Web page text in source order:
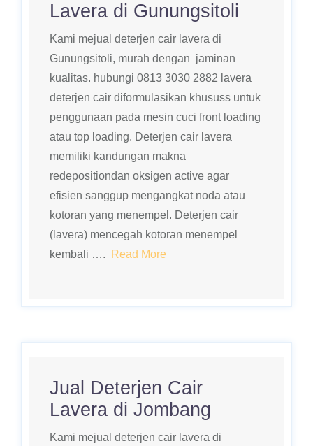
Lavera di Gunungsitoli
Kami mejual deterjen cair lavera di
Gunungsitoli, murah dengan jaminan
kualitas. hubungi 0813 3030 2882 lavera
deterjen cair diformulasikan khususs untuk
penggunaan pada mesin cuci front loading
atau top loading. Deterjen cair lavera
memiliki kandungan makna
redepositiondan oksigen active agar
efisien sanggup mengangkat noda atau
kotoran yang menempel. Deterjen cair
(lavera) mencegah kotoran menempel
kembali ….
Read More
Jual Deterjen Cair
Lavera di Jombang
Kami mejual deterjen cair lavera di